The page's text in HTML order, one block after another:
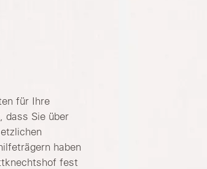
für Ihre
dass Sie über
haben
fest